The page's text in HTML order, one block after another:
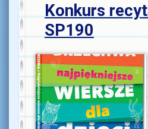
Konkurs
SP190